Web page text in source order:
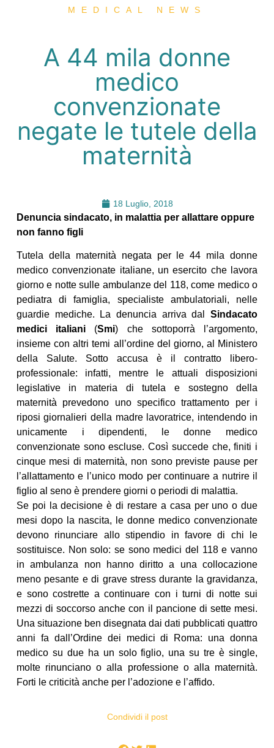
MEDICAL NEWS
A 44 mila donne
medico
convenzionate
negate le tutele della
maternità
18 Luglio, 2018
Denuncia sindacato, in malattia per allattare oppure
non fanno figli
Tutela della maternità negata per le 44 mila donne
medico convenzionate italiane, un esercito che lavora
giorno e notte sulle ambulanze del 118, come medico o
pediatra di famiglia, specialiste ambulatoriali, nelle
guardie mediche. La denuncia arriva dalSindacato
medici italiani (Smi) che sottoporrà l’argomento,
insieme con altri temi all’ordine del giorno, al Ministero
della Salute. Sotto accusa è il contratto libero-
professionale: infatti, mentre le attuali disposizioni
legislative in materia di tutela e sostegno della
maternità prevedono uno specifico trattamento per i
riposi giornalieri della madre lavoratrice, intendendo in
unicamente i dipendenti, le donne medico
convenzionate sono escluse. Così succede che, finiti i
cinque mesi di maternità, non sono previste pause per
l’allattamento e l’unico modo per continuare a nutrire il
figlio al seno è prendere giorni o periodi di malattia.
Se poi la decisione è di restare a casa per uno o due
mesi dopo la nascita, le donne medico convenzionate
devono rinunciare allo stipendio in favore di chi le
sostituisce. Non solo: se sono medici del 118 e vanno
in ambulanza non hanno diritto a una collocazione
meno pesante e di grave stress durante la gravidanza,
e sono costrette a continuare con i turni di notte sui
mezzi di soccorso anche con il pancione di sette mesi.
Una situazione ben disegnata dai dati pubblicati quattro
anni fa dall’Ordine dei medici di Roma: una donna
medico su due ha un solo figlio, una su tre è single,
molte rinunciano o alla professione o alla maternità.
Forti le criticità anche per l’adozione e l’affido.
Condividi il post